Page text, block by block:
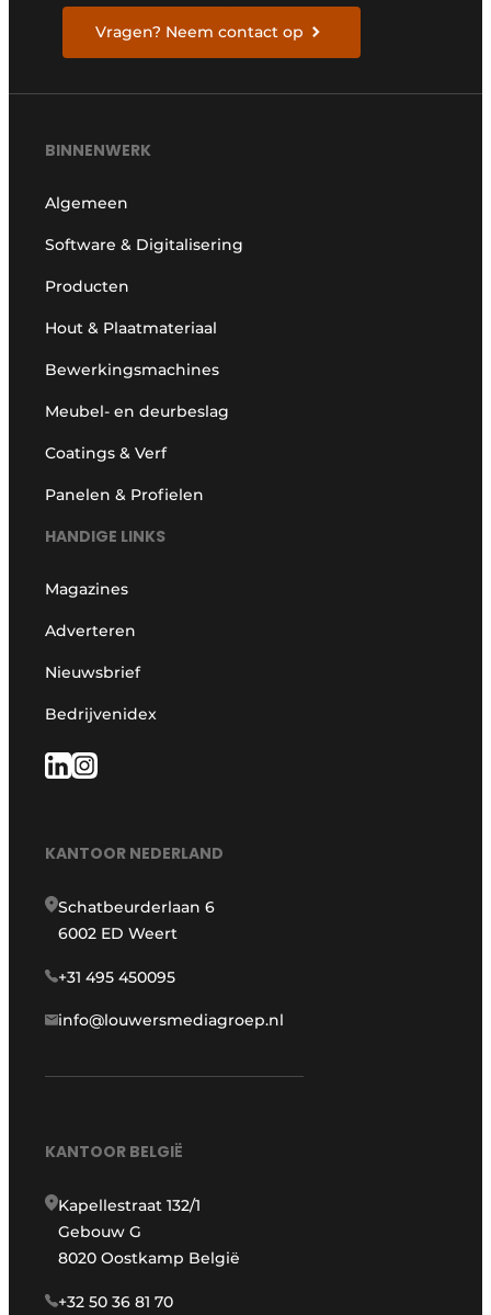
Vragen? Neem contact op
BINNENWERK
Algemeen
Software & Digitalisering
Producten
Hout & Plaatmateriaal
Bewerkingsmachines
Meubel- en deurbeslag
Coatings & Verf
Panelen & Profielen
HANDIGE LINKS
Magazines
Adverteren
Nieuwsbrief
Bedrijvenidex
KANTOOR NEDERLAND
Schatbeurderlaan 6
6002 ED Weert
+31 495 450095
info@louwersmediagroep.nl
KANTOOR BELGIË
Kapellestraat 132/1
Gebouw G
8020 Oostkamp België
+32 50 36 81 70